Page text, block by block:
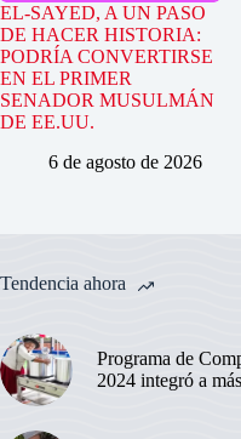
EL-SAYED, A UN PASO
DE HACER HISTORIA:
PODRÍA CONVERTIRSE
EN EL PRIMER
SENADOR MUSULMÁN
DE EE.UU.
6 de agosto de 2026
Tendencia ahora
Programa de
2024 integró a